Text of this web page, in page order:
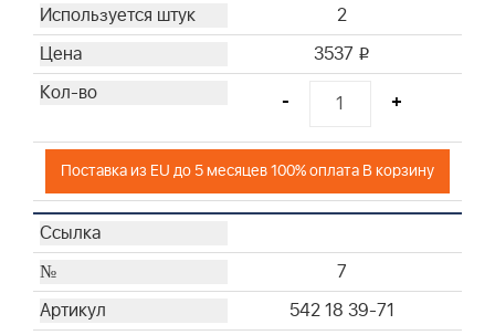
2
3537 i
- +
Поставка из EU до 5 месяцев 100% оплата В корзину
7
542 18 39-71